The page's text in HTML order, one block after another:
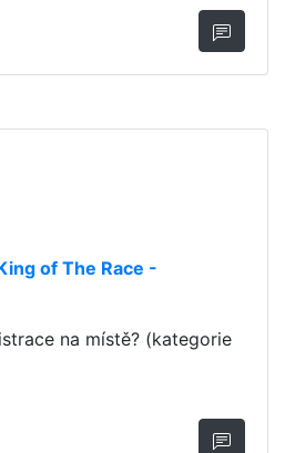
of The Race -
na místě? (kategorie